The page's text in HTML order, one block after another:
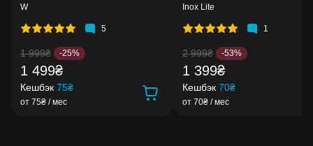
W
5
1 999₴ -25%
1 499₴
Кешбэк 75₴
от 75₴ / мес
Inox Lite
1
2 999₴ -53%
1 399₴
Кешбэк 70₴
от 70₴ / мес